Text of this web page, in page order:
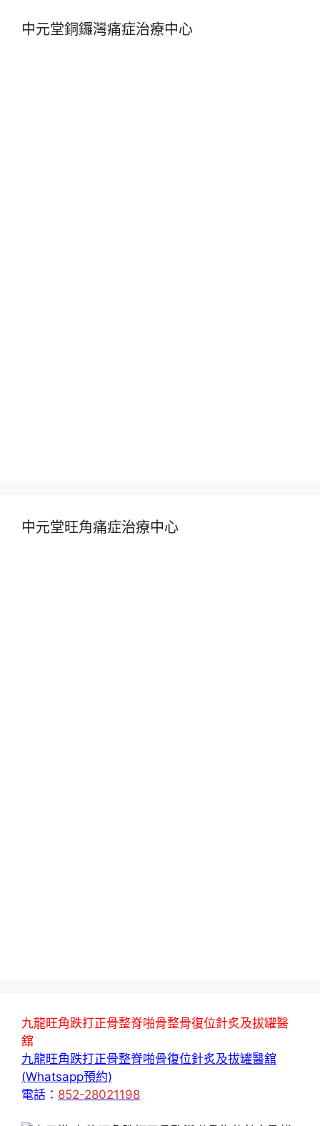
中元堂銅鑼灣痛症治療中心
中元堂旺角痛症治療中心
九龍旺角跌打正骨整脊啪骨整骨復位針炙及拔罐醫
舘
九龍旺角跌打正骨整脊啪骨復位針炙及拔罐醫舘
(Whatsapp預約)
電話： 852-28021198